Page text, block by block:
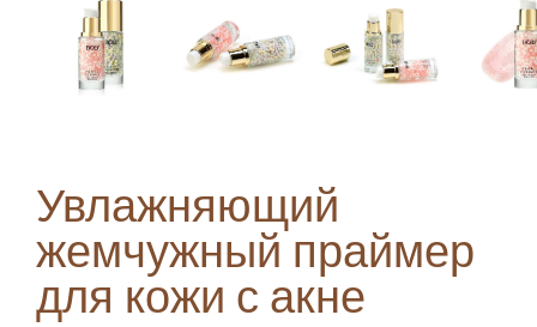
Увлажняющий
жемчужный праймер
для кожи с акне